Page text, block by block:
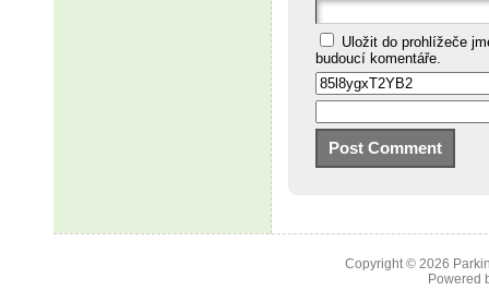
Uložit do prohlížeče
budoucí komentáře.
Copyright © 2026
Powered